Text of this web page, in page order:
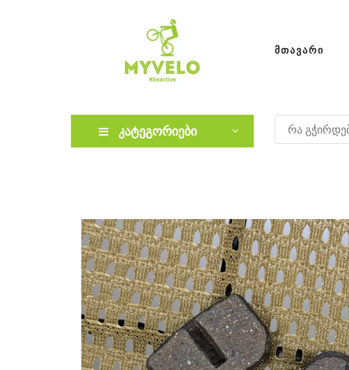
ᲛᲗᲐᲕᲐᲠᲘ
კატეგორიები